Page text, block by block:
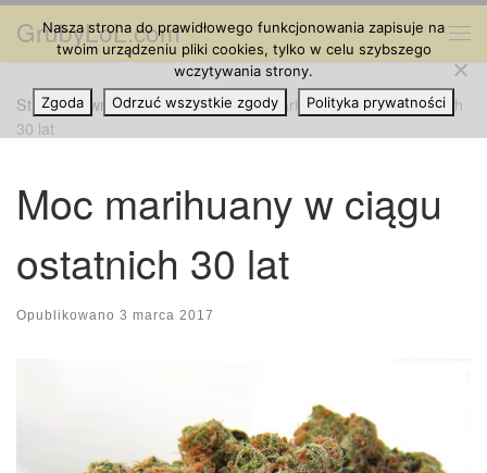
Przejdź do treści
GrubyLoL.com
Strona główna » Ciekawostki » Moc marihuany w ciągu ostatnich
30 lat
Moc marihuany w ciągu
ostatnich 30 lat
Opublikowano 3 marca 2017
Nasza strona do prawidłowego funkcjonowania zapisuje na
twoim urządzeniu pliki cookies, tylko w celu szybszego
wczytywania strony.
Zgoda
Odrzuć wszystkie zgody Polityka prywatności